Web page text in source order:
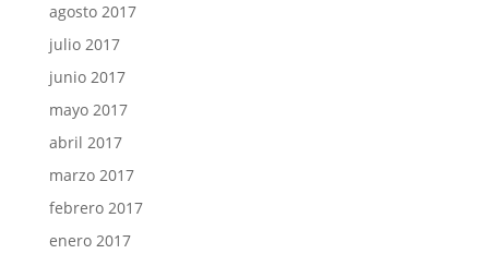
agosto 2017
julio 2017
junio 2017
mayo 2017
abril 2017
marzo 2017
febrero 2017
enero 2017